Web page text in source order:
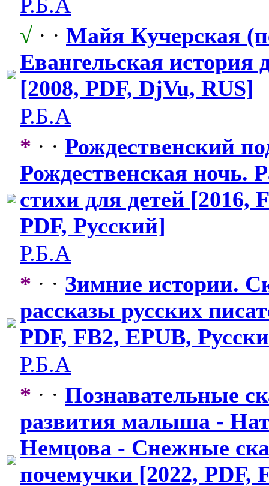
√ · · Майя Кучерская
Евангельская история
[2008, PDF, DjVu, RUS]
Р.Б.А
* · · Рождественск​ий
Рождественск​ая ночь.
стихи для детей [2016,
PDF, Русский]
Р.Б.А
* · · Зимние истории.
рассказы русских
PDF, FB2, EPUB,
Р.Б.А
* · · Познавательн​ые
развития малыша -
Немцова - Снежные
почемучки [2022, PDF,